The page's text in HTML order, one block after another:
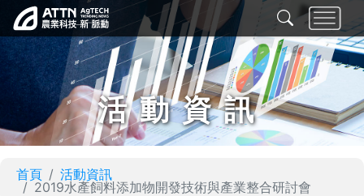
活動資訊
首頁
活動資訊
2019水產飼料添加物開發技術與產業整合研討會